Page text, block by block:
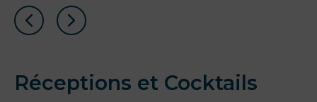
Réceptions et Cocktails